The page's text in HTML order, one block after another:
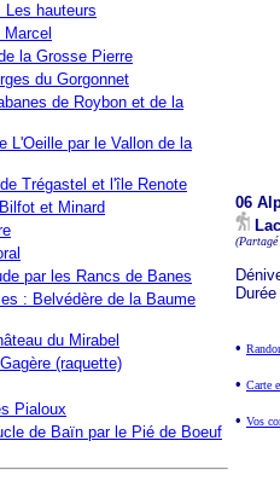
Les hauteurs
la Grosse Pierre
du Gorgonnet
de Roybon et de la
L'Oeille par le Vallon de la
Trégastel et l'île Renote
et Minard
par les Rancs de Banes
: Belvédère de la Baume
du Mirabel
(raquette)
Pialoux
de Baïn par le Pié de Boeuf
06
•
• Carte
• Vos